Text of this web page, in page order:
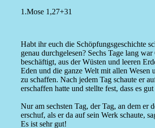
1.Mose 1,27+31
Habt ihr euch die Schöpfungsgeschichte
genau durchgelesen? Sechs Tage lang war
beschäftigt, aus der Wüsten und leeren
Eden und die ganze Welt mit allen Wesen
zu schaffen. Nach jedem Tag schaute er
erschaffen hatte und stellte fest, dass es
Nur am sechsten Tag, der Tag, an dem er
erschuf, als er da auf sein Werk schaute,
Es ist sehr gut!